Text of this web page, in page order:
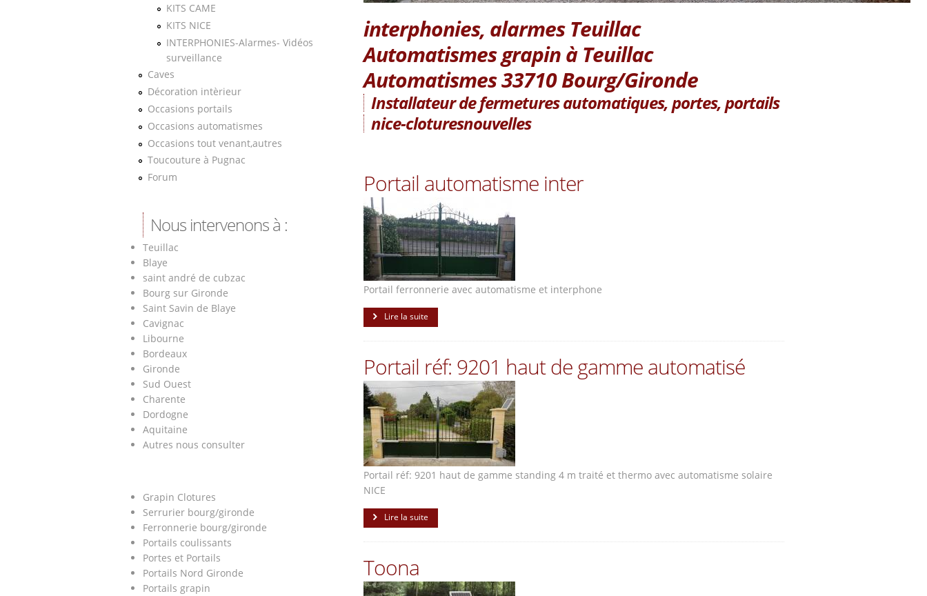
interphonies, alarmes Teuillac
Automatismes grapin à Teuillac
Automatismes 33710 Bourg/Gironde
Installateur de fermetures automatiques, portes, portails
nice-cloturesnouvelles
Portail automatisme inter
Portail ferronnerie avec automatisme et interphone
Lire la suite
Portail réf: 9201 haut de gamme automatisé
Portail réf: 9201 haut de gamme standing 4 m traité et thermo avec automatisme solaire
NICE
Lire la suite
Toona
KITS CAME
KITS NICE
INTERPHONIES-Alarmes- Vidéos
surveillance
Caves
Décoration intèrieur
Occasions portails
Occasions automatismes
Occasions tout venant,autres
Toucouture à Pugnac
Forum
Nous intervenons à :
Teuillac
Blaye
saint andré de cubzac
Bourg sur Gironde
Saint Savin de Blaye
Cavignac
Libourne
Bordeaux
Gironde
Sud Ouest
Charente
Dordogne
Aquitaine
Autres nous consulter
Grapin Clotures
Serrurier bourg/gironde
Ferronnerie bourg/gironde
Portails coulissants
Portes et Portails
Portails Nord Gironde
Portails grapin